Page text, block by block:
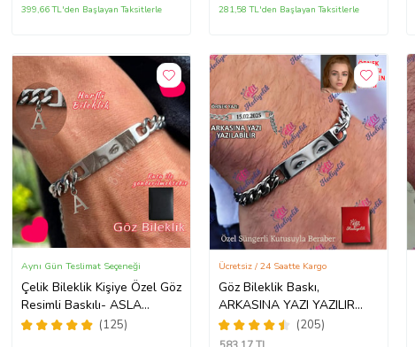
399,66 TL'den Başlayan Taksitlerle 281,58 TL'den Başlayan Taksitlerle
Çelik Bileklik Kişiye Özel Göz
Resimli Baskılı- ASLA
PASLANMAZ (125)
Aynı Gün Teslimat Seçeneği
Göz Bileklik Baskı,
ARKASINA YAZI YAZILIR
Çeliktir, Paslanmaz,
Kararmaz, Göz Baskılı
(205)
Ücretsiz / 24 Saatte Kargo